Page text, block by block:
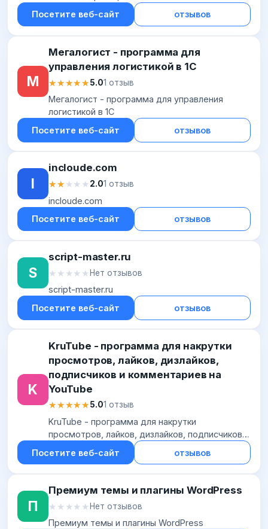
Посетите веб-сайт
отзывов
М
Мегалогист - программа для
управления логистикой в 1С
★★★★★
★★★★★5.01 отзыв
Мегалогист - программа для управления
логистикой в 1С
Посетите веб-сайт
отзывов
I
incloude.com
★★★★★
★★★★★2.01 отзыв
incloude.com
Посетите веб-сайт
отзывов
S
script-master.ru
★★★★★
★★★★★ Нет отзывов
script-master.ru
Посетите веб-сайт
отзывов
K
KruTube - программа для накрутки
просмотров, лайков, дизлайков,
подписчиков и комментариев на
YouTube
★★★★★
★★★★★5.01 отзыв
KruTube - программа для накрутки
просмотров, лайков, дизлайков, подписчиков и
комментариев на YouTube
Посетите веб-сайт отзывов
П
Премиум темы и плагины WordPress
★★★★★
★★★★★ Нет отзывов
Премиум темы и плагины WordPress